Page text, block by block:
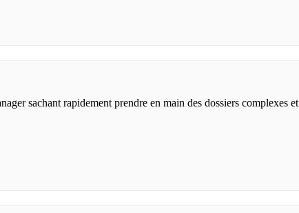
sachant rapidement prendre en main des dossiers complexes